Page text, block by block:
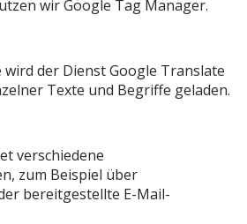
wir Google Tag Manager.
der Dienst Google Translate
Texte und Begriffe geladen.
verschiedene
zum Beispiel über
bereitgestellte E-Mail-